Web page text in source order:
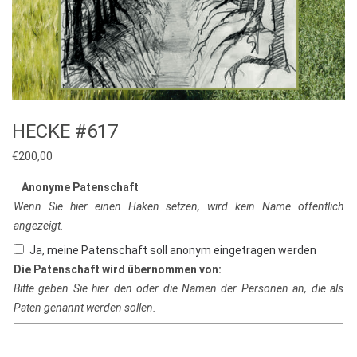
HECKE #617
€200,00
Anonyme Patenschaft
Wenn Sie hier einen Haken setzen, wird kein Name öffentlich
angezeigt.
Ja, meine Patenschaft soll anonym eingetragen werden
Die Patenschaft wird übernommen von:
Bitte geben Sie hier den oder die Namen der Personen an, die als
Paten genannt werden sollen.